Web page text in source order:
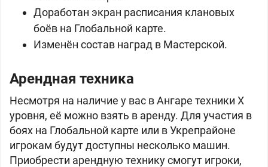
Доработан экран расписания клановых
боёв на Глобальной карте.
Изменён состав наград в Мастерской.
Арендная техника
Несмотря на наличие у вас в Ангаре техники X
уровня, её можно взять в аренду. Для участия в
боях на Глобальной карте или в Укрепрайоне
игрокам будут доступны несколько машин.
Приобрести арендную технику смогут игроки,